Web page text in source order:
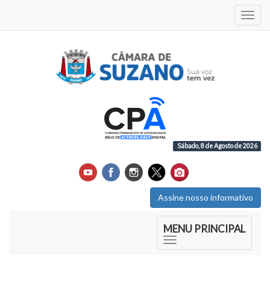
Sábado, 8 de Agosto de 2026
Assine nosso informativo
MENU PRINCIPAL